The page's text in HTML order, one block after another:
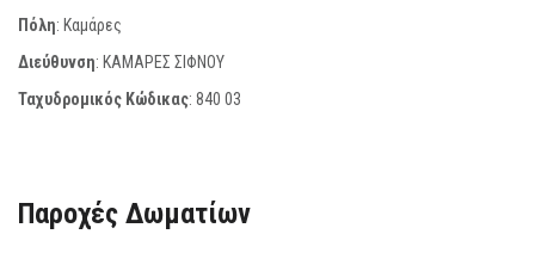
Πόλη: Καμάρες
Διεύθυνση: ΚΑΜΑΡΕΣ ΣΙΦΝΟΥ
Ταχυδρομικός Κώδικας: 840 03
Παροχές Δωματίων